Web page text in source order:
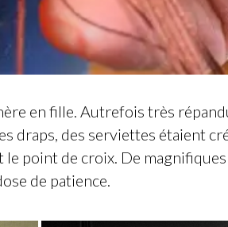
en fille. Autrefois très
draps, des serviettes étaient
point de croix. De
de patience.